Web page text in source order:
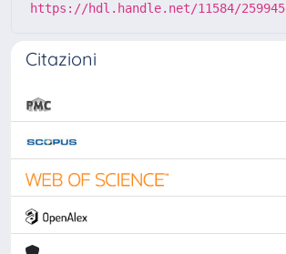
https://hdl.handle.net/11584/259945
Citazioni